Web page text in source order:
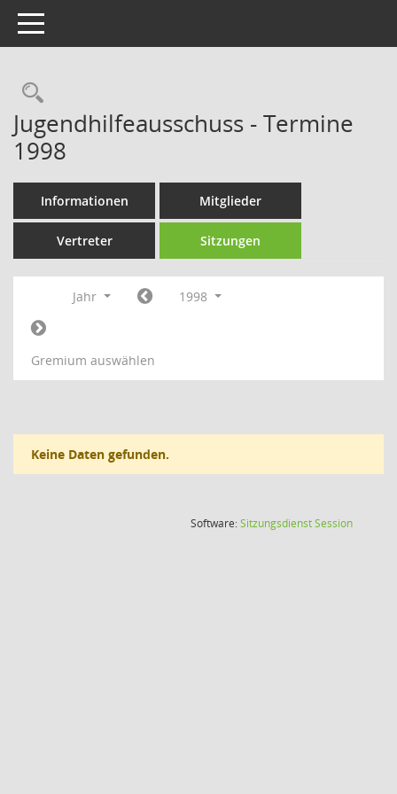
Toggle navigation
Rechercheauswahl
Jugendhilfeausschuss - Termine
1998
Informationen Mitglieder
Vertreter Sitzungen
Jahr 1998
Gremium auswählen
Keine Daten gefunden.
Software:SitzungsdienstSession(Wird in